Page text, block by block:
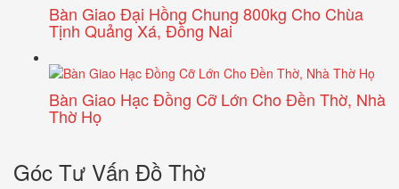
Bàn Giao Đại Hồng Chung 800kg Cho Chùa
Tịnh Quảng Xá, Đồng Nai
Bàn Giao Hạc Đồng Cỡ Lớn Cho Đền Thờ, Nhà
Thờ Họ
Góc Tư Vấn Đồ Thờ